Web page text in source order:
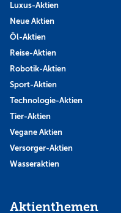
Luxus-Aktien
Neue Aktien
Öl-Aktien
Reise-Aktien
Robotik-Aktien
Sport-Aktien
Technologie-Aktien
Tier-Aktien
Vegane Aktien
Versorger-Aktien
Wasseraktien
Aktienthemen